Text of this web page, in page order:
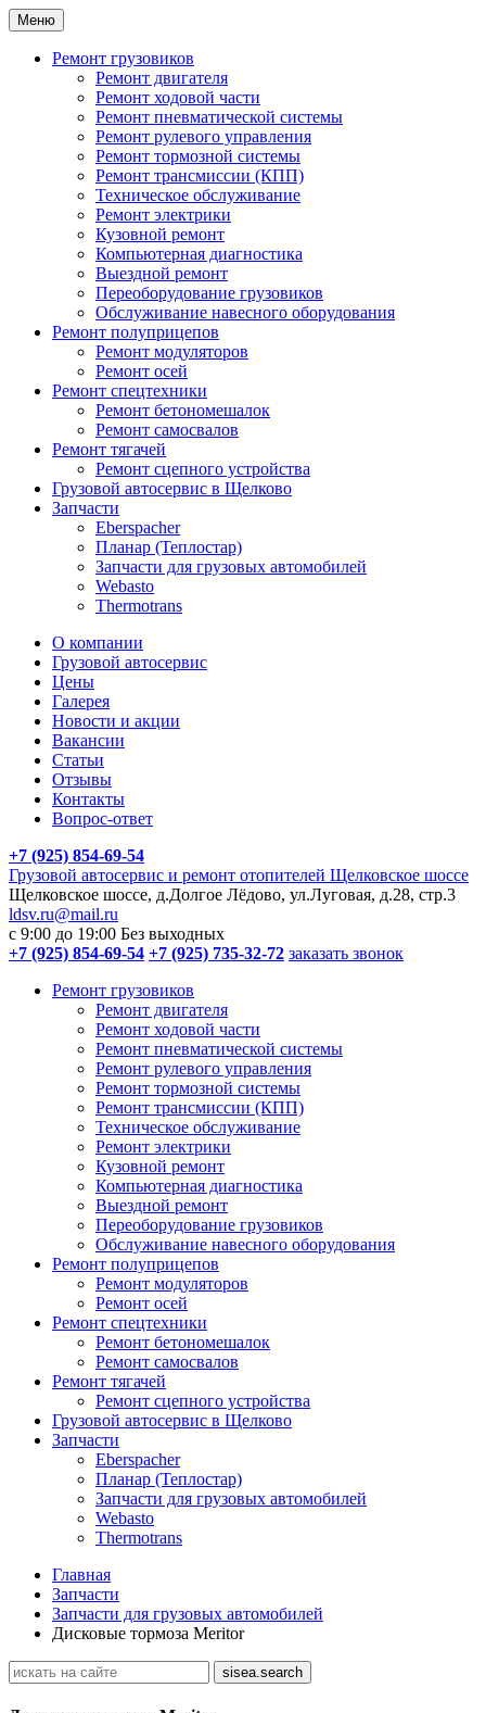
Меню
Ремонт грузовиков
Ремонт двигателя
Ремонт ходовой части
Ремонт пневматической системы
Ремонт рулевого управления
Ремонт тормозной системы
Ремонт трансмиссии (КПП)
Техническое обслуживание
Ремонт электрики
Кузовной ремонт
Компьютерная диагностика
Выездной ремонт
Переоборудование грузовиков
Обслуживание навесного оборудования
Ремонт полуприцепов
Ремонт модуляторов
Ремонт осей
Ремонт спецтехники
Ремонт бетономешалок
Ремонт самосвалов
Ремонт тягачей
Ремонт сцепного устройства
Грузовой автосервис в Щелково
Запчасти
Eberspacher
Планар (Теплостар)
Запчасти для грузовых автомобилей
Webasto
Thermotrans
О компании
Грузовой автосервис
Цены
Галерея
Новости и акции
Вакансии
Статьи
Отзывы
Контакты
Вопрос-ответ
+7 (925) 854-69-54
Грузовой автосервис и ремонт отопителей Щелковское шоссе
Щелковское шоссе, д.Долгое Лёдово, ул.Луговая, д.28, стр.3
ldsv.ru@mail.ru
с 9:00 до 19:00 Без выходных
+7 (925) 854-69-54 +7 (925) 735-32-72 заказать звонок
Ремонт грузовиков
Ремонт двигателя
Ремонт ходовой части
Ремонт пневматической системы
Ремонт рулевого управления
Ремонт тормозной системы
Ремонт трансмиссии (КПП)
Техническое обслуживание
Ремонт электрики
Кузовной ремонт
Компьютерная диагностика
Выездной ремонт
Переоборудование грузовиков
Обслуживание навесного оборудования
Ремонт полуприцепов
Ремонт модуляторов
Ремонт осей
Ремонт спецтехники
Ремонт бетономешалок
Ремонт самосвалов
Ремонт тягачей
Ремонт сцепного устройства
Грузовой автосервис в Щелково
Запчасти
Eberspacher
Планар (Теплостар)
Запчасти для грузовых автомобилей
Webasto
Thermotrans
Главная
Запчасти
Запчасти для грузовых автомобилей
Дисковые тормоза Meritor